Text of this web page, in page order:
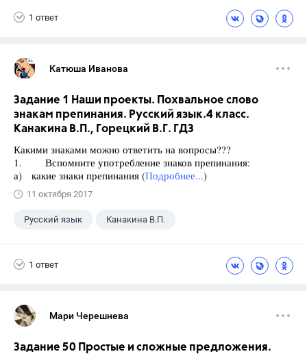
1 ответ
Катюша Иванова
Задание 1 Наши проекты. Похвальное слово
знакам препинания. Русский язык.4 класс.
Канакина В.П., Горецкий В.Г. ГДЗ
Какими знаками можно ответить на вопросы???
1. Вспомните употребление знаков препинания:
а) какие знаки препинания (Подробнее...)
11 октября 2017
Русский язык Канакина В.П.
1 ответ
Мари Черешнева
Задание 50 Простые и сложные предложения.